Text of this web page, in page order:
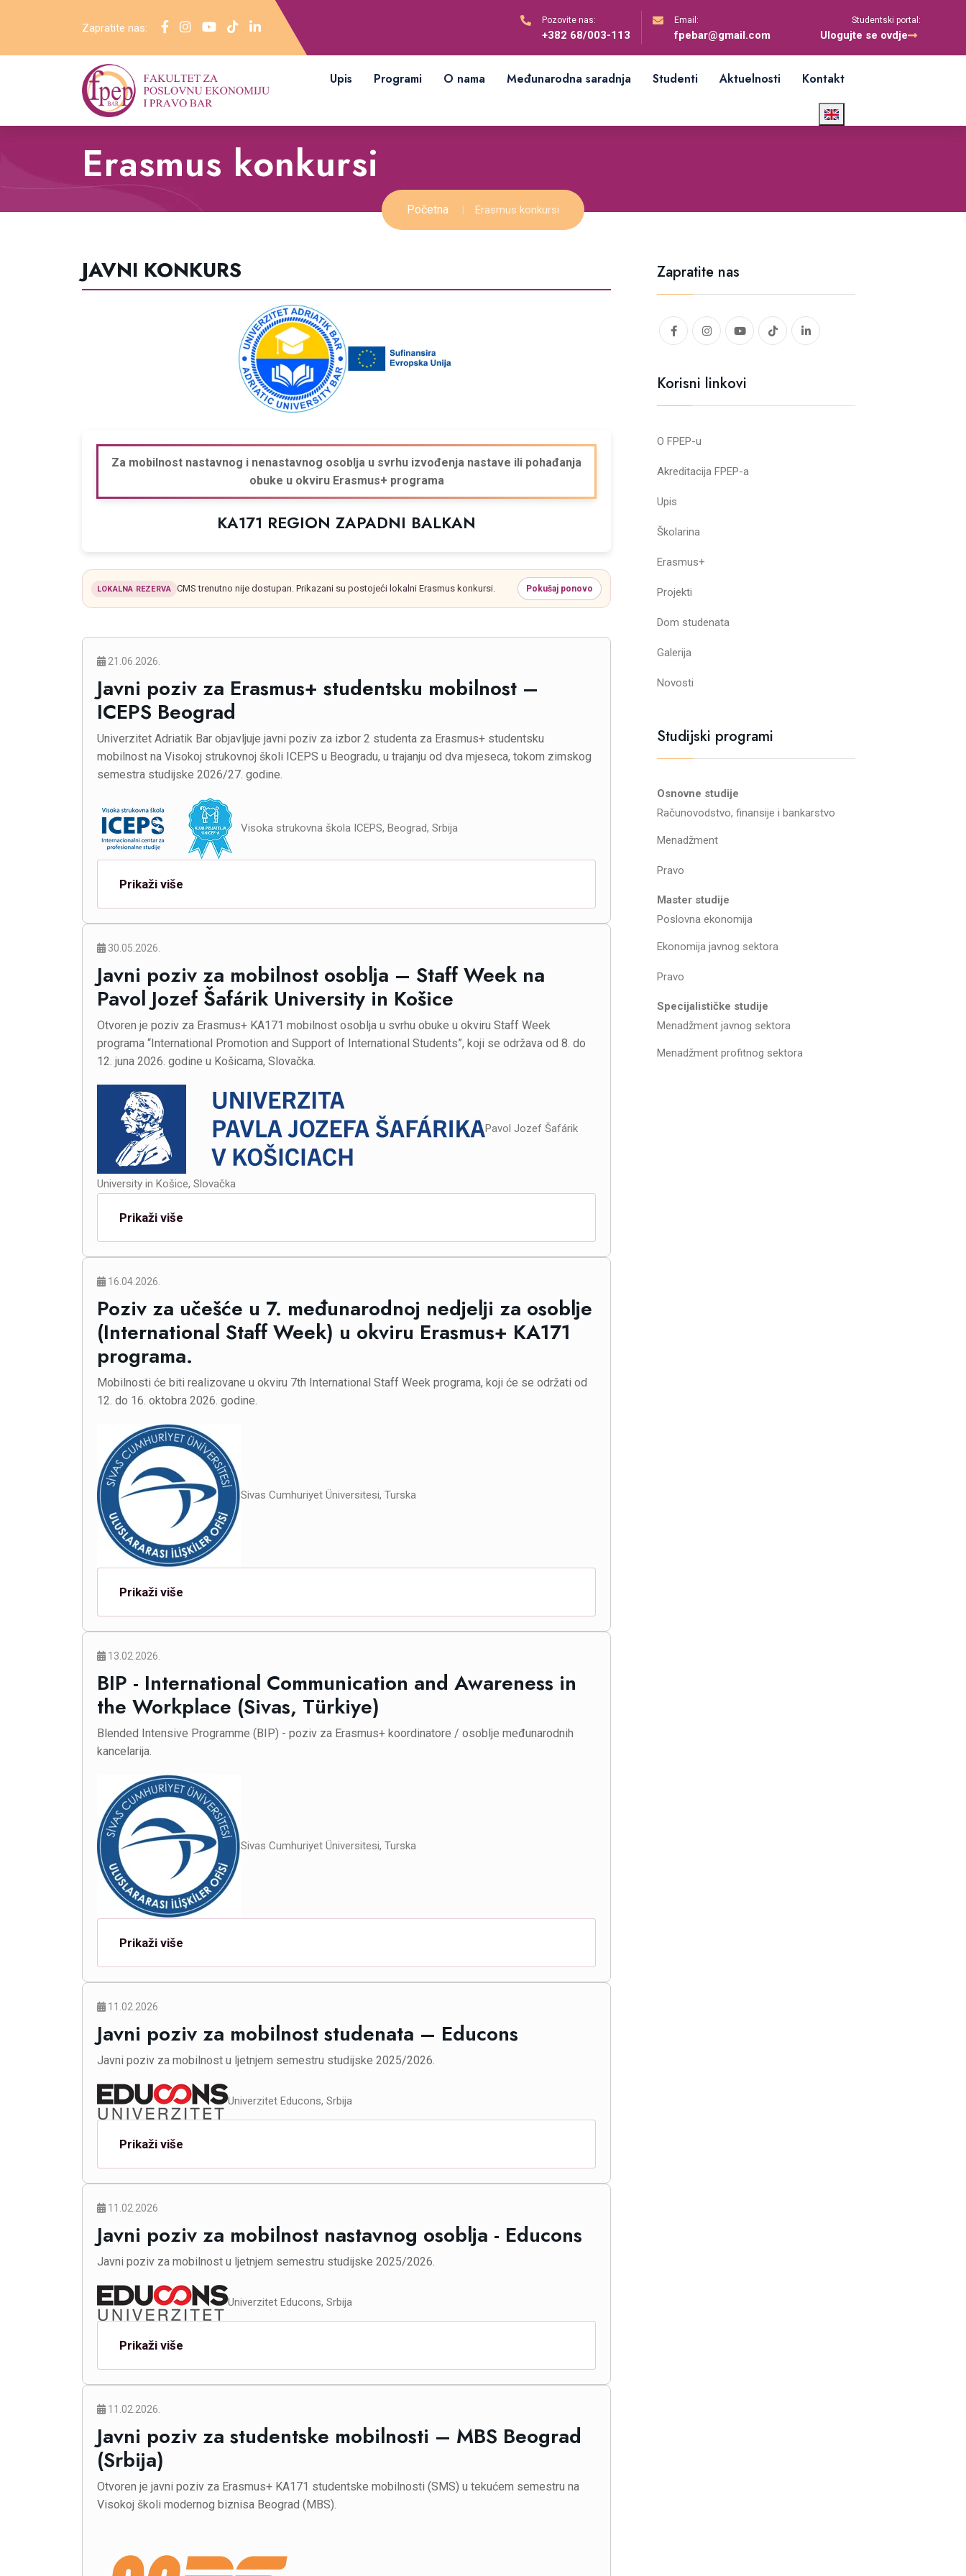
Zapratite nas:
Pozovite nas:
+382 68/003-113
Email:
fpebar@gmail.com
Studentski portal:
Ulogujte se ovdje
Upis Programi O nama Međunarodna saradnja Studenti Aktuelnosti Kontakt
Erasmus konkursi
Početna Erasmus konkursi
JAVNI KONKURS
Za mobilnost nastavnog i nenastavnog osoblja u svrhu izvođenja nastave ili pohađanja
obuke u okviru Erasmus+ programa
KA171 REGION ZAPADNI BALKAN
LOKALNA REZERVA CMS trenutno nije dostupan. Prikazani su postojeći lokalni Erasmus konkursi. Pokušaj ponovo
21.06.2026.
Javni poziv za Erasmus+ studentsku mobilnost –
ICEPS Beograd
Univerzitet Adriatik Bar objavljuje javni poziv za izbor 2 studenta za Erasmus+ studentsku
mobilnost na Visokoj strukovnoj školi ICEPS u Beogradu, u trajanju od dva mjeseca, tokom zimskog
semestra studijske 2026/27. godine.
Visoka strukovna škola ICEPS, Beograd, Srbija
Prikaži više
30.05.2026.
Javni poziv za mobilnost osoblja – Staff Week na
Pavol Jozef Šafárik University in Košice
Otvoren je poziv za Erasmus+ KA171 mobilnost osoblja u svrhu obuke u okviru Staff Week
programa “International Promotion and Support of International Students”, koji se održava od 8. do
12. juna 2026. godine u Košicama, Slovačka.
Pavol Jozef Šafárik
University in Košice, Slovačka
Prikaži više
16.04.2026.
Poziv za učešće u 7. međunarodnoj nedjelji za osoblje
(International Staff Week) u okviru Erasmus+ KA171
programa.
Mobilnosti će biti realizovane u okviru 7th International Staff Week programa, koji će se održati od
12. do 16. oktobra 2026. godine.
Sivas Cumhuriyet Üniversitesi, Turska
Prikaži više
13.02.2026.
BIP - International Communication and Awareness in
the Workplace (Sivas, Türkiye)
Blended Intensive Programme (BIP) - poziv za Erasmus+ koordinatore / osoblje međunarodnih
kancelarija.
Sivas Cumhuriyet Üniversitesi, Turska
Prikaži više
11.02.2026
Javni poziv za mobilnost studenata – Educons
Javni poziv za mobilnost u ljetnjem semestru studijske 2025/2026.
Univerzitet Educons, Srbija
Prikaži više
11.02.2026
Javni poziv za mobilnost nastavnog osoblja - Educons
Javni poziv za mobilnost u ljetnjem semestru studijske 2025/2026.
Univerzitet Educons, Srbija
Prikaži više
11.02.2026.
Javni poziv za studentske mobilnosti – MBS Beograd
(Srbija)
Otvoren je javni poziv za Erasmus+ KA171 studentske mobilnosti (SMS) u tekućem semestru na
Visokoj školi modernog biznisa Beograd (MBS).
Zapratite nas
Korisni linkovi
O FPEP-u
Akreditacija FPEP-a
Upis
Školarina
Erasmus+
Projekti
Dom studenata
Galerija
Novosti
Studijski programi
Osnovne studije
Računovodstvo, finansije i bankarstvo
Menadžment
Pravo
Master studije
Poslovna ekonomija
Ekonomija javnog sektora
Pravo
Specijalističke studije
Menadžment javnog sektora
Menadžment profitnog sektora